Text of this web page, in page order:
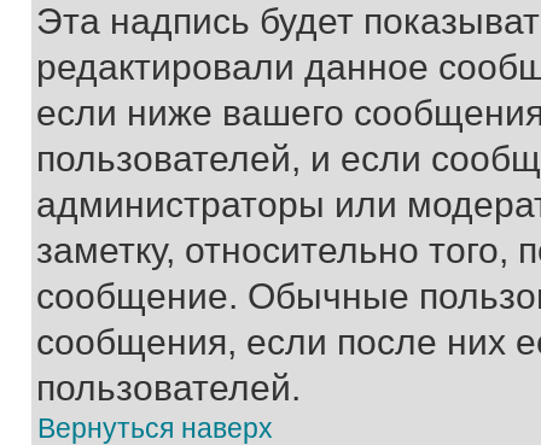
Эта надпись будет
редактировали данное
если ниже вашего
пользователей, и если
администраторы или
заметку, относительно
сообщение. Обычные
сообщения, если после них
пользователей.
Вернуться наверх